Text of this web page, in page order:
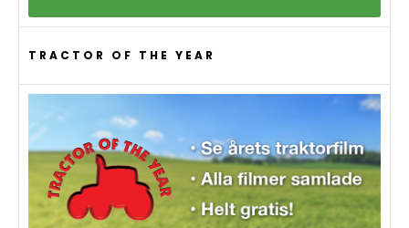
TRACTOR OF THE YEAR